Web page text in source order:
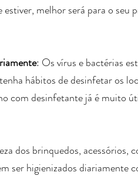
melhor será para o seu
: Os vírus e bactérias
hábitos de desinfetar os
com desinfetante já é muito
dos brinquedos, acessórios,
ser higienizados diariamente